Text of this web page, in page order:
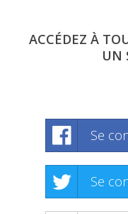
ACCÉDEZ À
UN
Se
Se